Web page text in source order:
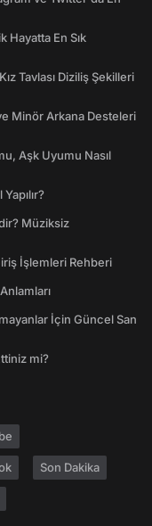
Hayatta En Sık
Tavlası Diziliş Şekilleri
Minör Arkana Desteleri
Aşk Uyumu Nasıl
Müziksiz
İşlemleri Rehberi
İçin Güncel San
mi?
Son Dakika